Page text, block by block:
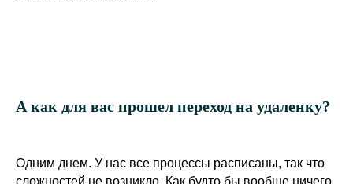
А как для вас прошел переход на удаленку?
Одним днем. У нас все процессы расписаны, так что
сложностей не возникло. Как будто бы вообще ничего